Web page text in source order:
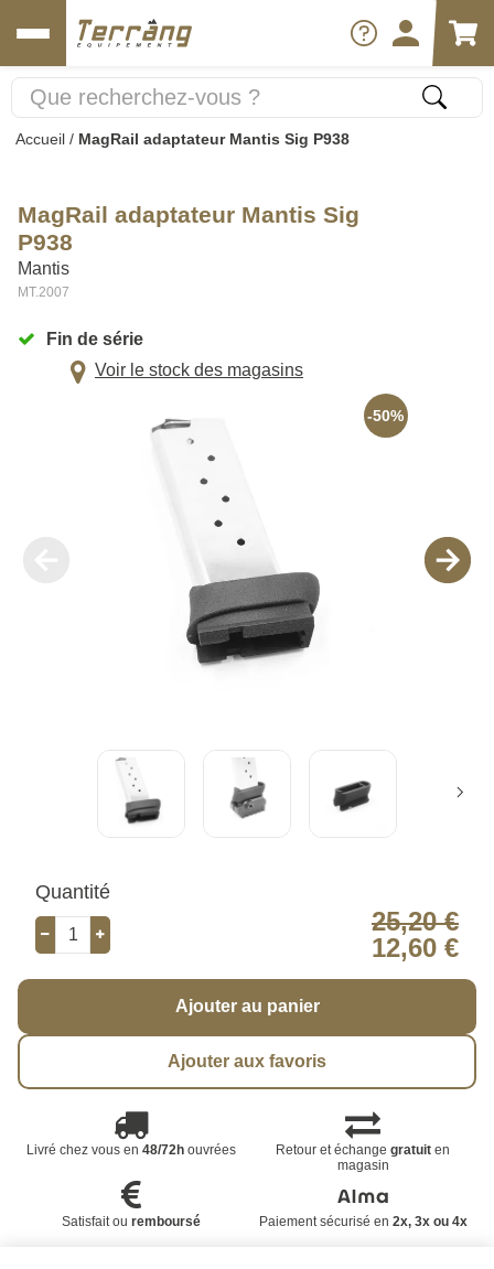
Accueil / MagRail adaptateur Mantis Sig P938
MagRail adaptateur Mantis Sig
P938
Mantis
MT.2007
Fin de série
Voir le stock des magasins
-50%
Quantité
25,20 €
12,60 €
Ajouter au panier
Ajouter aux favoris
Livré chez vous en 48/72houvrées Retour et échangegratuit en
magasin
Satisfait ou remboursé Paiement sécurisé en 2x, 3x ou 4x